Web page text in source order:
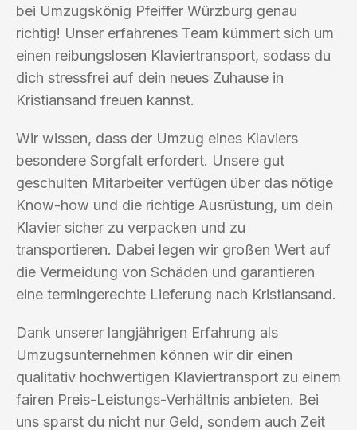
bei Umzugskönig Pfeiffer Würzburg genau
richtig! Unser erfahrenes Team kümmert sich um
einen reibungslosen Klaviertransport, sodass du
dich stressfrei auf dein neues Zuhause in
Kristiansand freuen kannst.
Wir wissen, dass der Umzug eines Klaviers
besondere Sorgfalt erfordert. Unsere gut
geschulten Mitarbeiter verfügen über das nötige
Know-how und die richtige Ausrüstung, um dein
Klavier sicher zu verpacken und zu
transportieren. Dabei legen wir großen Wert auf
die Vermeidung von Schäden und garantieren
eine termingerechte Lieferung nach Kristiansand.
Dank unserer langjährigen Erfahrung als
Umzugsunternehmen können wir dir einen
qualitativ hochwertigen Klaviertransport zu einem
fairen Preis-Leistungs-Verhältnis anbieten. Bei
uns sparst du nicht nur Geld, sondern auch Zeit